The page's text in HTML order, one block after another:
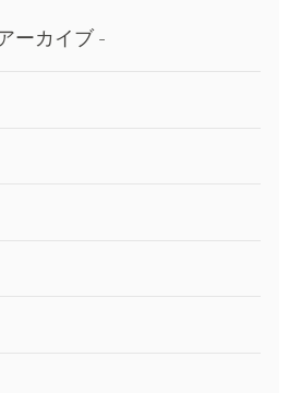
ーカイブ